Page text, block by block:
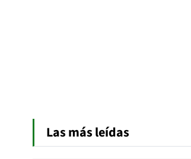
Las más leídas